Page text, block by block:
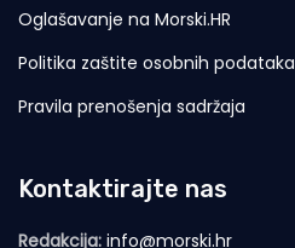
Oglašavanje na Morski.HR
Politika zaštite osobnih podataka
Pravila prenošenja sadržaja
Kontaktirajte nas
Redakcija: info@morski.hr